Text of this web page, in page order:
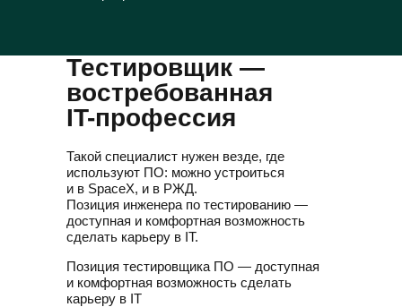
Тестировщик —
востребованная
IT-профессия
Такой специалист нужен везде, где
используют ПО: можно устроиться
и в SpaceX, и в РЖД.
Позиция инженера по тестированию —
доступная и комфортная возможность
сделать карьеру в IT.
Позиция тестировщика ПО — доступная
и комфортная возможность сделать
карьеру в IT